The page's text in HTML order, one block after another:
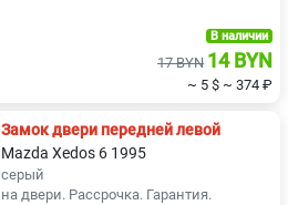
В наличии
17 BYN 14 BYN
~ 5 $ ~ 374 ₽
Замок двери передней левой
Mazda Xedos 6 1995
серый
на двери. Рассрочка. Гарантия.